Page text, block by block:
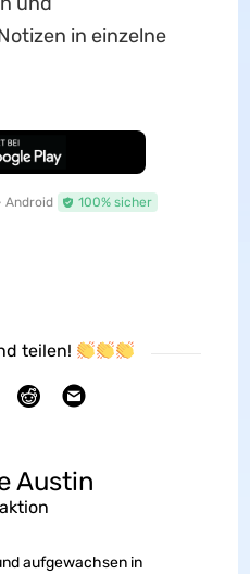
in einzelne
Download
Android 100% sicher
teilen!
Austin
aufgewachsen in